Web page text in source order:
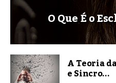
O Que É o
A Teoria
e Sincro...